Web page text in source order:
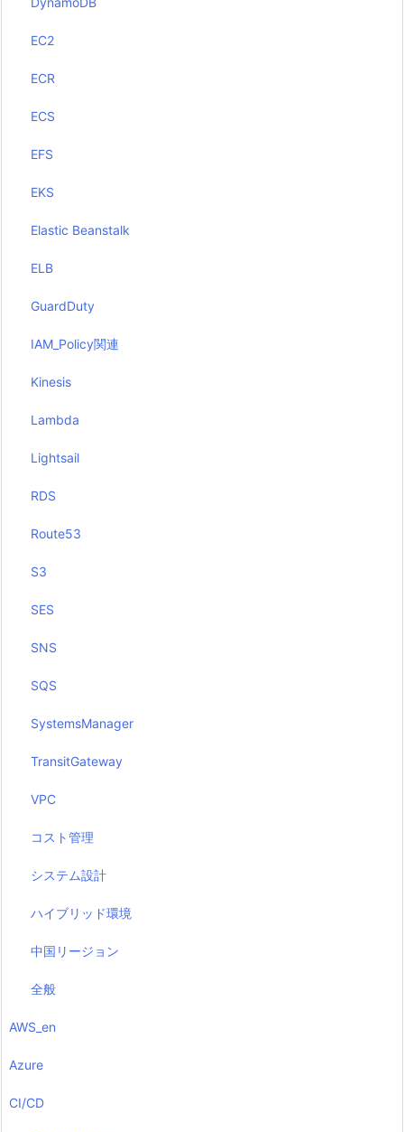
EC2
ECR
ECS
EFS
EKS
Elastic Beanstalk
ELB
GuardDuty
IAM_Policy関連
Kinesis
Lambda
Lightsail
RDS
Route53
S3
SES
SNS
SQS
SystemsManager
TransitGateway
VPC
コスト管理
システム設計
ハイブリッド環境
中国リージョン
全般
AWS_en
Azure
CI/CD